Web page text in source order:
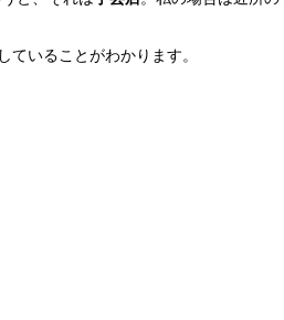
いることがわかります。